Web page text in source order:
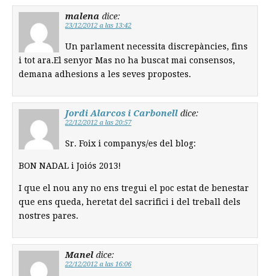
malena dice:
23/12/2012 a las 13:42
Un parlament necessita discrepàncies, fins
i tot ara.El senyor Mas no ha buscat mai consensos,
demana adhesions a les seves propostes.
Jordi Alarcos i Carbonell dice:
22/12/2012 a las 20:57
Sr. Foix i companys/es del blog:
BON NADAL i Joiós 2013!
I que el nou any no ens tregui el poc estat de benestar
que ens queda, heretat del sacrifici i del treball dels
nostres pares.
Manel dice:
22/12/2012 a las 16:06